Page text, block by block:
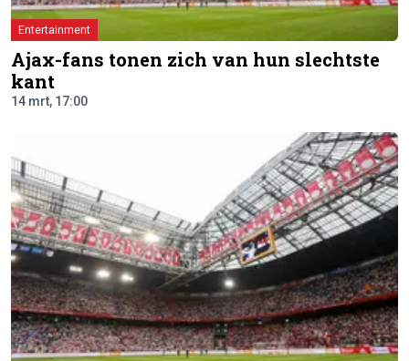
Entertainment
Ajax-fans tonen zich van hun slechtste
kant
14 mrt, 17:00